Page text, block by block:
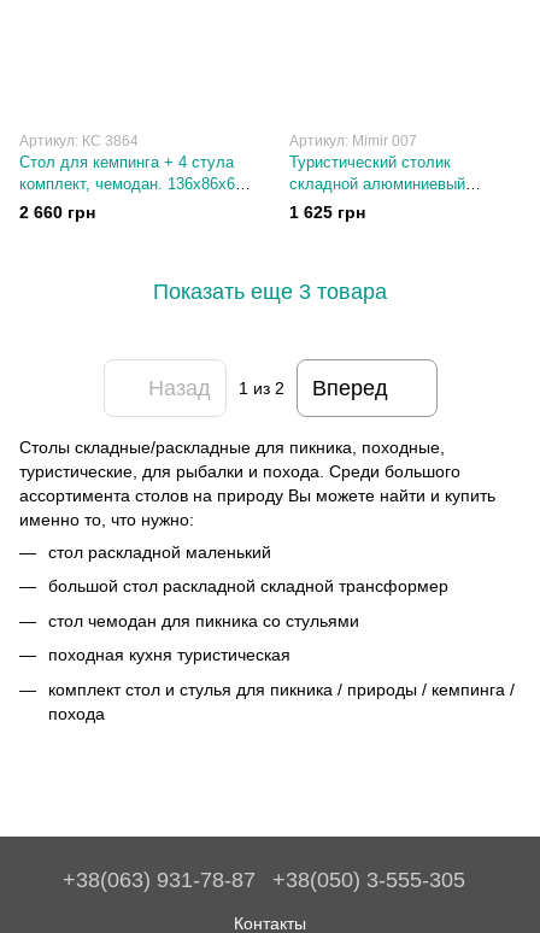
Артикул: КС 3864
Cтол для кемпинга + 4 стула
комплект, чемодан. 136х86х67
см
2 660 грн
Артикул: Mimir 007
Туристический столик
складной алюминиевый
180х60х70 см
1 625 грн
Показать еще 3 товара
Назад 1 из 2 Вперед
Столы складные/раскладные для пикника, походные,
туристические, для рыбалки и похода. Среди большого
ассортимента столов на природу Вы можете найти и купить
именно то, что нужно:
стол раскладной маленький
большой стол раскладной складной трансформер
стол чемодан для пикника со стульями
походная кухня туристическая
комплект стол и стулья для пикника / природы / кемпинга /
похода
+38(063) 931-78-87 +38(050) 3-555-305
Контакты